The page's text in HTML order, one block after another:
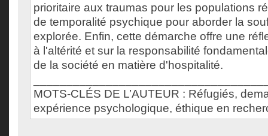
prioritaire aux traumas pour les populations
de temporalité psychique pour aborder la
explorée. Enfin, cette démarche offre une
à l'altérité et sur la responsabilité
de la société en matière d'hospitalité.
MOTS-CLÉS DE L’AUTEUR : Réfugiés,
expérience psychologique, éthique en